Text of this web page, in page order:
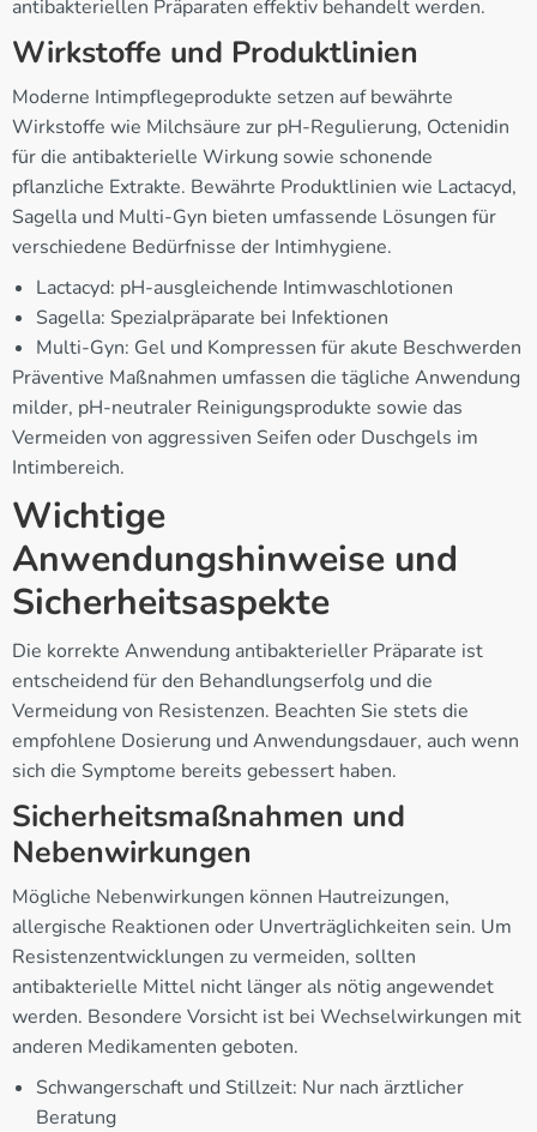
antibakteriellen Präparaten effektiv behandelt werden.
Wirkstoffe und Produktlinien
Moderne Intimpflegeprodukte setzen auf bewährte
Wirkstoffe wie Milchsäure zur pH-Regulierung, Octenidin
für die antibakterielle Wirkung sowie schonende
pflanzliche Extrakte. Bewährte Produktlinien wie Lactacyd,
Sagella und Multi-Gyn bieten umfassende Lösungen für
verschiedene Bedürfnisse der Intimhygiene.
Lactacyd: pH-ausgleichende Intimwaschlotionen
Sagella: Spezialpräparate bei Infektionen
Multi-Gyn: Gel und Kompressen für akute Beschwerden
Präventive Maßnahmen umfassen die tägliche Anwendung
milder, pH-neutraler Reinigungsprodukte sowie das
Vermeiden von aggressiven Seifen oder Duschgels im
Intimbereich.
Wichtige
Anwendungshinweise und
Sicherheitsaspekte
Die korrekte Anwendung antibakterieller Präparate ist
entscheidend für den Behandlungserfolg und die
Vermeidung von Resistenzen. Beachten Sie stets die
empfohlene Dosierung und Anwendungsdauer, auch wenn
sich die Symptome bereits gebessert haben.
Sicherheitsmaßnahmen und
Nebenwirkungen
Mögliche Nebenwirkungen können Hautreizungen,
allergische Reaktionen oder Unverträglichkeiten sein. Um
Resistenzentwicklungen zu vermeiden, sollten
antibakterielle Mittel nicht länger als nötig angewendet
werden. Besondere Vorsicht ist bei Wechselwirkungen mit
anderen Medikamenten geboten.
Schwangerschaft und Stillzeit: Nur nach ärztlicher
Beratung